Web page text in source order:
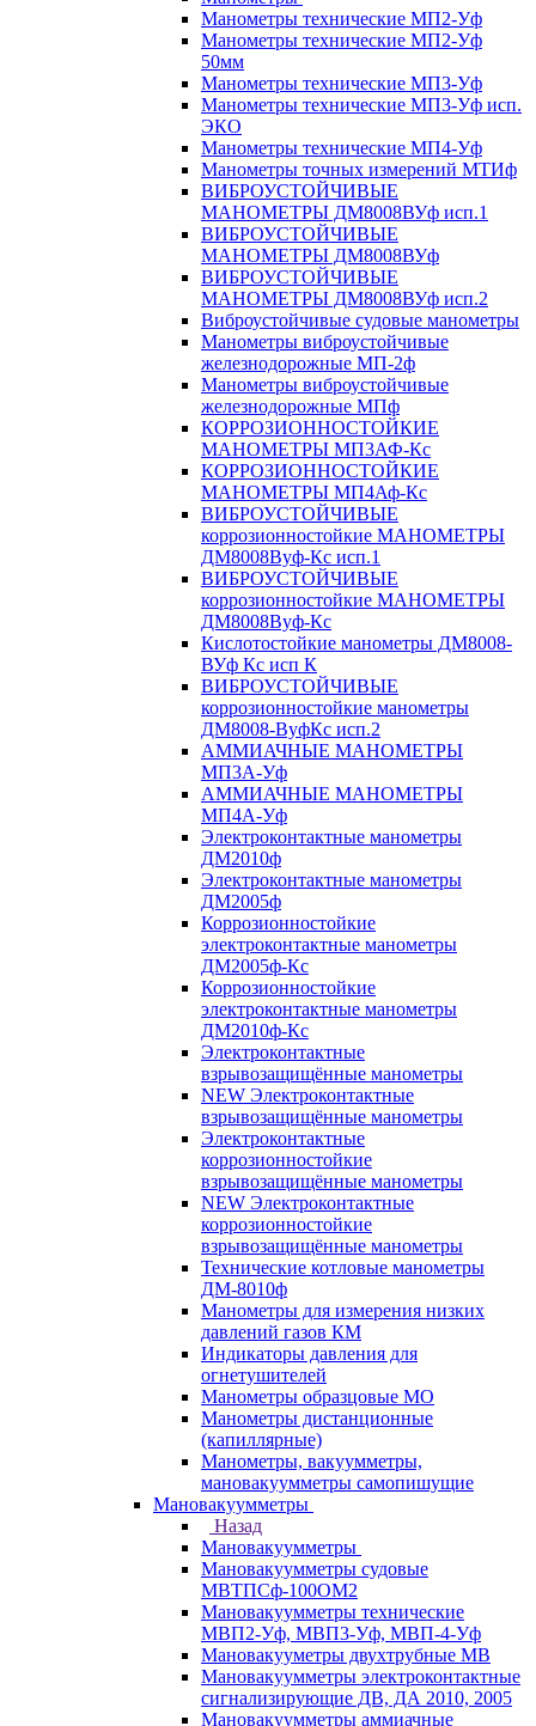
Манометры технические МП2-Уф
Манометры технические МП2-Уф
50мм
Манометры технические МП3-Уф
Манометры технические МП3-Уф исп.
ЭКО
Манометры технические МП4-Уф
Манометры точных измерений МТИф
ВИБРОУСТОЙЧИВЫЕ
МАНОМЕТРЫ ДМ8008ВУф исп.1
ВИБРОУСТОЙЧИВЫЕ
МАНОМЕТРЫ ДМ8008ВУф
ВИБРОУСТОЙЧИВЫЕ
МАНОМЕТРЫ ДМ8008ВУф исп.2
Виброустойчивые судовые манометры
Манометры виброустойчивые
железнодорожные МП-2ф
Манометры виброустойчивые
железнодорожные МПф
КОРРОЗИОННОСТОЙКИЕ
МАНОМЕТРЫ МП3АФ-Кс
КОРРОЗИОННОСТОЙКИЕ
МАНОМЕТРЫ МП4Аф-Кс
ВИБРОУСТОЙЧИВЫЕ
коррозионностойкие МАНОМЕТРЫ
ДМ8008Вуф-Кс исп.1
ВИБРОУСТОЙЧИВЫЕ
коррозионностойкие МАНОМЕТРЫ
ДМ8008Вуф-Кс
Кислотостойкие манометры ДМ8008-
ВУф Кс исп К
ВИБРОУСТОЙЧИВЫЕ
коррозионностойкие манометры
ДМ8008-ВуфКс исп.2
АММИАЧНЫЕ МАНОМЕТРЫ
МП3А-Уф
АММИАЧНЫЕ МАНОМЕТРЫ
МП4А-Уф
Электроконтактные манометры
ДМ2010ф
Электроконтактные манометры
ДМ2005ф
Коррозионностойкие
электроконтактные манометры
ДМ2005ф-Кс
Коррозионностойкие
электроконтактные манометры
ДМ2010ф-Кс
Электроконтактные
взрывозащищённые манометры
NEW Электроконтактные
взрывозащищённые манометры
Электроконтактные
коррозионностойкие
взрывозащищённые манометры
NEW Электроконтактные
коррозионностойкие
взрывозащищённые манометры
Технические котловые манометры
ДМ-8010ф
Манометры для измерения низких
давлений газов КМ
Индикаторы давления для
огнетушителей
Манометры образцовые МО
Манометры дистанционные
(капиллярные)
Манометры, вакуумметры,
мановакуумметры самопишущие
Мановакуумметры
Назад
Мановакуумметры
Мановакуумметры судовые
МВТПСф-100ОМ2
Мановакуумметры технические
МВП2-Уф, МВП3-Уф, МВП-4-Уф
Мановакууметры двухтрубные МВ
Мановакуумметры электроконтактные
сигнализирующие ДВ, ДА 2010, 2005
Мановакуумметры аммиачные